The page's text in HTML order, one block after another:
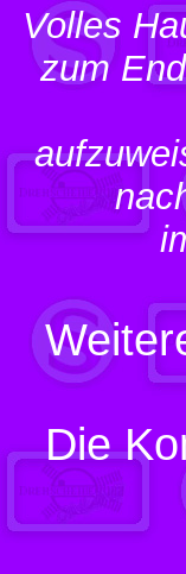
Volles
zum
Die